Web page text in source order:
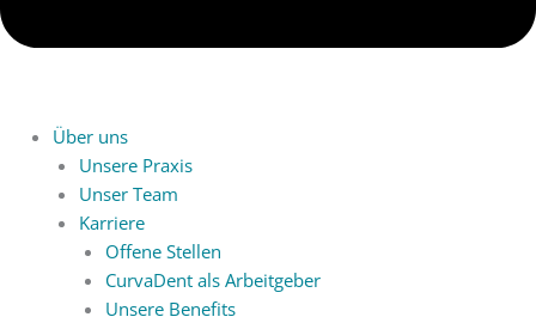
Über uns
Unsere Praxis
Unser Team
Karriere
Offene Stellen
CurvaDent als Arbeitgeber
Unsere Benefits